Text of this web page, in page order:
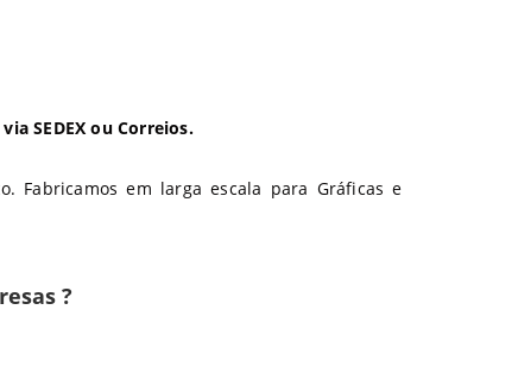
SEDEX ou Correios.
Fabricamos em larga escala para Gráficas e
?